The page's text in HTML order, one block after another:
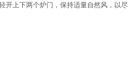
开上下两个炉门，保持适量自然风，以尽